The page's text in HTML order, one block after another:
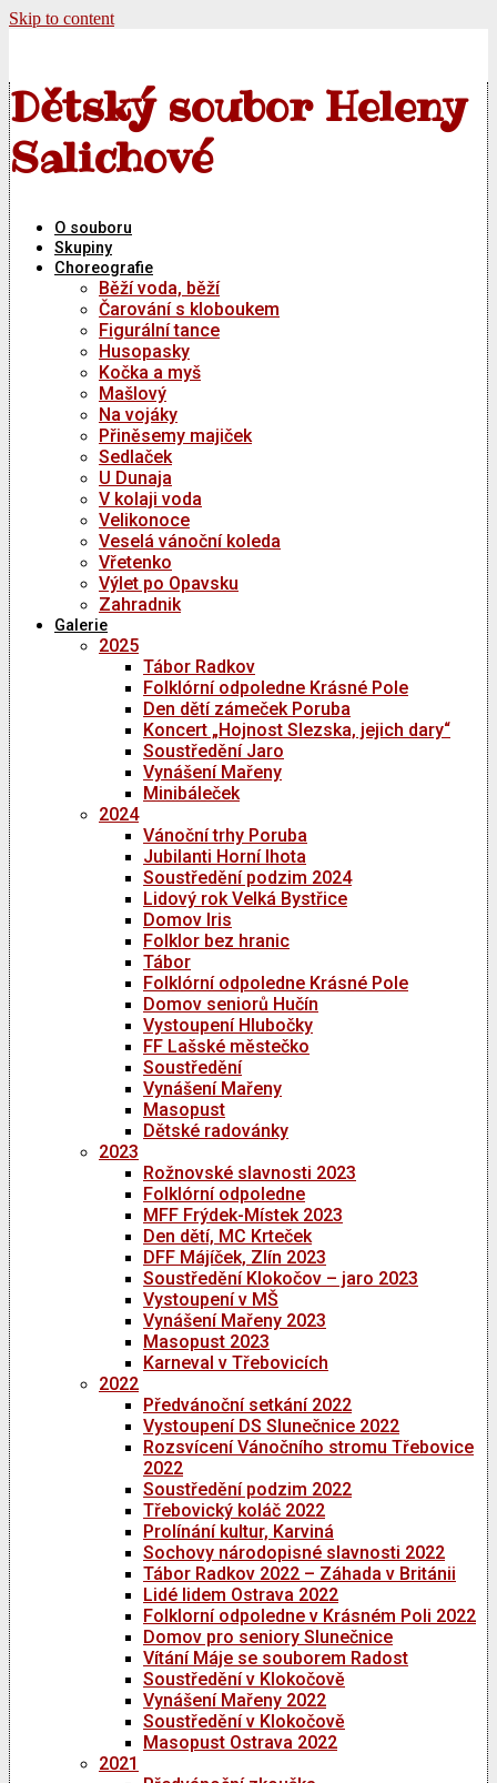
Skip to content
Dětský soubor Heleny
Salichové
O souboru
Skupiny
Choreografie
Běží voda, běží
Čarování s kloboukem
Figurální tance
Husopasky
Kočka a myš
Mašlový
Na vojáky
Přiněsemy majiček
Sedlaček
U Dunaja
V kolaji voda
Velikonoce
Veselá vánoční koleda
Vřetenko
Výlet po Opavsku
Zahradnik
Galerie
2025
Tábor Radkov
Folklórní odpoledne Krásné Pole
Den dětí zámeček Poruba
Koncert „Hojnost Slezska, jejich dary“
Soustředění Jaro
Vynášení Mařeny
Minibáleček
2024
Vánoční trhy Poruba
Jubilanti Horní lhota
Soustředění podzim 2024
Lidový rok Velká Bystřice
Domov Iris
Folklor bez hranic
Tábor
Folklórní odpoledne Krásné Pole
Domov seniorů Hučín
Vystoupení Hlubočky
FF Lašské městečko
Soustředění
Vynášení Mařeny
Masopust
Dětské radovánky
2023
Rožnovské slavnosti 2023
Folklórní odpoledne
MFF Frýdek-Místek 2023
Den dětí, MC Krteček
DFF Májíček, Zlín 2023
Soustředění Klokočov – jaro 2023
Vystoupení v MŠ
Vynášení Mařeny 2023
Masopust 2023
Karneval v Třebovicích
2022
Předvánoční setkání 2022
Vystoupení DS Slunečnice 2022
Rozsvícení Vánočního stromu Třebovice
2022
Soustředění podzim 2022
Třebovický koláč 2022
Prolínání kultur, Karviná
Sochovy národopisné slavnosti 2022
Tábor Radkov 2022 – Záhada v Británii
Lidé lidem Ostrava 2022
Folklorní odpoledne v Krásném Poli 2022
Domov pro seniory Slunečnice
Vítání Máje se souborem Radost
Soustředění v Klokočově
Vynášení Mařeny 2022
Soustředění v Klokočově
Masopust Ostrava 2022
2021